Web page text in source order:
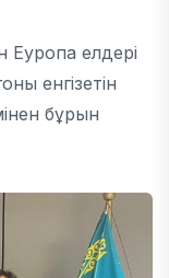
Еуропа елдері
енгізетін
бұрын